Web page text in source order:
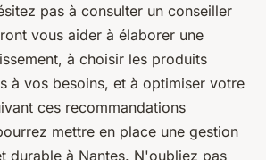
pas à consulter un conseiller
vous aider à élaborer une
à choisir les produits
à vos besoins, et à optimiser votre
ces recommandations
mettre en place une gestion
durable à Nantes. N'oubliez pas